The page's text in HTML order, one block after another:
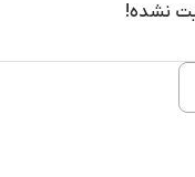
نشده!